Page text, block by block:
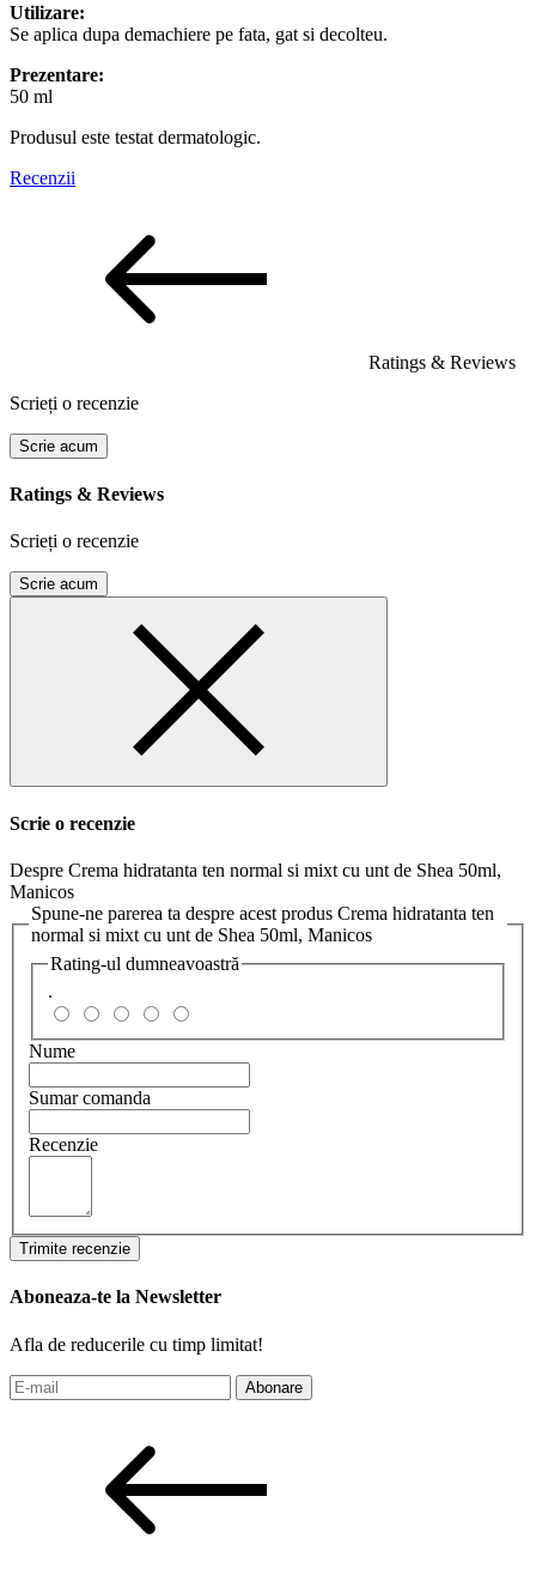
Utilizare:
Se aplica dupa demachiere pe fata, gat si decolteu.
Prezentare:
50 ml
Produsul este testat dermatologic.
Recenzii
Ratings & Reviews
Scrieți o recenzie
Scrie acum
Ratings & Reviews
Scrieți o recenzie
Scrie acum
Scrie o recenzie
Despre Crema hidratanta ten normal si mixt cu unt de Shea 50ml,
Manicos
Spune-ne parerea ta despre acest produs Crema hidratanta ten
normal si mixt cu unt de Shea 50ml, Manicos
Rating-ul dumneavoastră
.
Nume
Sumar comanda
Recenzie
Trimite recenzie
Aboneaza-te la Newsletter
Afla de reducerile cu timp limitat!
Abonare